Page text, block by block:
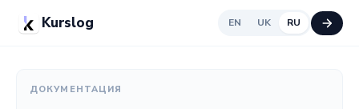
Kurslog EN UK RU
ДОКУМЕНТАЦИЯ